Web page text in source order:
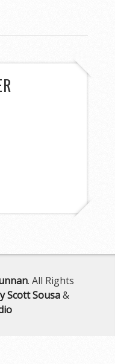
. All Rights
Scott Sousa&